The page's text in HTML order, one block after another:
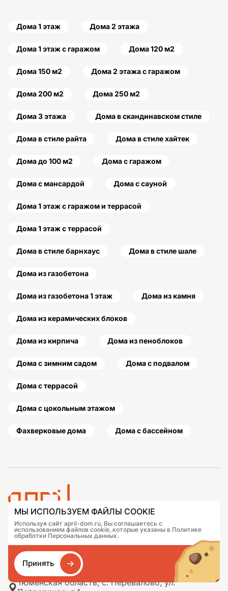
Дома 1 этаж Дома 2 этажа
Дома 1 этаж с гаражом Дома 120 м2
Дома 150 м2 Дома 2 этажа с гаражом
Дома 200 м2 Дома 250 м2
Дома 3 этажа Дома в скандинавском стиле
Дома в стиле райта Дома в стиле хайтек
Дома до 100 м2 Дома с гаражом
Дома с мансардой Дома с сауной
Дома 1 этаж с гаражом и террасой
Дома 1 этаж с террасой
Дома в стиле барнхаус Дома в стиле шале
Дома из газобетона
Дома из газобетона 1 этаж Дома из камня
Дома из керамических блоков
Дома из кирпича Дома из пеноблоков
Дома с зимним садом Дома с подвалом
Дома с террасой
Дома с цокольным этажом
Фахверковые дома Дома с бассейном
Проекты
Подобрать дом
Портфолио
О компании
Сравнение
Контакты
Журнал
Как заказать
Тюменская область, с. Перевалово, ул.
МЫ ИСПОЛЬЗУЕМ ФАЙЛЫ COOKIE
Используя сайт april-dom.ru, Вы соглашаетесь с
использованием файлов cookie, которые указаны в Политике
обработки Персональных данных.
Принять